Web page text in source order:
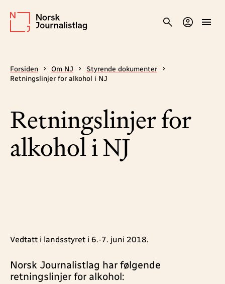
Forsiden Om NJ
Styrende dokumenter
Retningslinjer for alkohol i NJ
Retningslinjer for
alkohol i NJ
Vedtatt i landsstyret i 6.-7. juni 2018.
Norsk Journalistlag har følgende
retningslinjer for alkohol: